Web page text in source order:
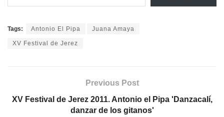
Tags: Antonio El Pipa Juana Amaya
XV Festival de Jerez
Previous Post
XV Festival de Jerez 2011. Antonio el Pipa 'Danzacalí,
danzar de los gitanos'